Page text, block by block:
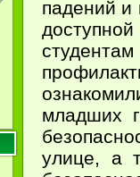
падений
младших
улице, а